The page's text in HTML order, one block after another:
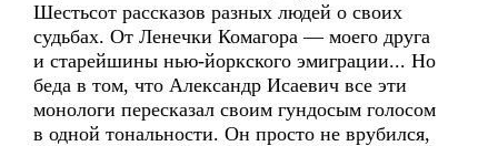
Шестьсот рассказов разных людей о своих
судьбах. От Ленечки Комагора — моего друга
и старейшины нью-йоркского эмиграции... Но
беда в том, что Александр Исаевич все эти
монологи пересказал своим гундосым голосом
в одной тональности. Он просто не врубился,